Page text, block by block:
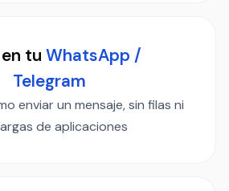
tu WhatsApp /
Telegram
enviar un mensaje, sin filas ni
de aplicaciones